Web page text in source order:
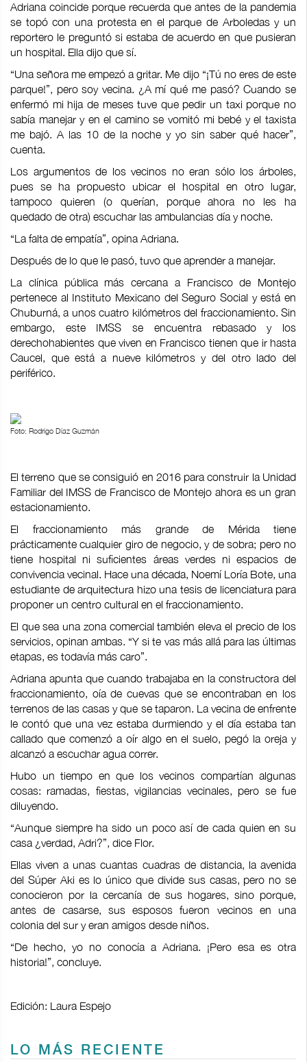
Adriana coincide porque recuerda que antes de la pandemia
se topó con una protesta en el parque de Arboledas y un
reportero le preguntó si estaba de acuerdo en que pusieran
un hospital. Ella dijo que sí.
“Una señora me empezó a gritar. Me dijo “¡Tú no eres de este
parque!”, pero soy vecina. ¿A mí qué me pasó? Cuando se
enfermó mi hija de meses tuve que pedir un taxi porque no
sabía manejar y en el camino se vomitó mi bebé y el taxista
me bajó. A las 10 de la noche y yo sin saber qué hacer”,
cuenta.
Los argumentos de los vecinos no eran sólo los árboles,
pues se ha propuesto ubicar el hospital en otro lugar,
tampoco quieren (o querían, porque ahora no les ha
quedado de otra) escuchar las ambulancias día y noche.
“La falta de empatía”, opina Adriana.
Después de lo que le pasó, tuvo que aprender a manejar.
La clínica pública más cercana a Francisco de Montejo
pertenece al Instituto Mexicano del Seguro Social y está en
Chuburná, a unos cuatro kilómetros del fraccionamiento. Sin
embargo, este IMSS se encuentra rebasado y los
derechohabientes que viven en Francisco tienen que ir hasta
Caucel, que está a nueve kilómetros y del otro lado del
periférico.
Foto: Rodrigo Díaz Guzmán
El terreno que se consiguió en 2016 para construir la Unidad
Familiar del IMSS de Francisco de Montejo ahora es un gran
estacionamiento.
El fraccionamiento más grande de Mérida tiene
prácticamente cualquier giro de negocio, y de sobra; pero no
tiene hospital ni suficientes áreas verdes ni espacios de
convivencia vecinal. Hace una década, Noemí Loría Bote, una
estudiante de arquitectura hizo una tesis de licenciatura para
proponer un centro cultural en el fraccionamiento.
El que sea una zona comercial también eleva el precio de los
servicios, opinan ambas. “Y si te vas más allá para las últimas
etapas, es todavía más caro”.
Adriana apunta que cuando trabajaba en la constructora del
fraccionamiento, oía de cuevas que se encontraban en los
terrenos de las casas y que se taparon. La vecina de enfrente
le contó que una vez estaba durmiendo y el día estaba tan
callado que comenzó a oír algo en el suelo, pegó la oreja y
alcanzó a escuchar agua correr.
Hubo un tiempo en que los vecinos compartían algunas
cosas: ramadas, fiestas, vigilancias vecinales, pero se fue
diluyendo.
“Aunque siempre ha sido un poco así de cada quien en su
casa ¿verdad, Adri?”, dice Flor.
Ellas viven a unas cuantas cuadras de distancia, la avenida
del Súper Aki es lo único que divide sus casas, pero no se
conocieron por la cercanía de sus hogares, sino porque,
antes de casarse, sus esposos fueron vecinos en una
colonia del sur y eran amigos desde niños.
“De hecho, yo no conocía a Adriana. ¡Pero esa es otra
historia!”, concluye.
Edición: Laura Espejo
LO MÁS RECIENTE